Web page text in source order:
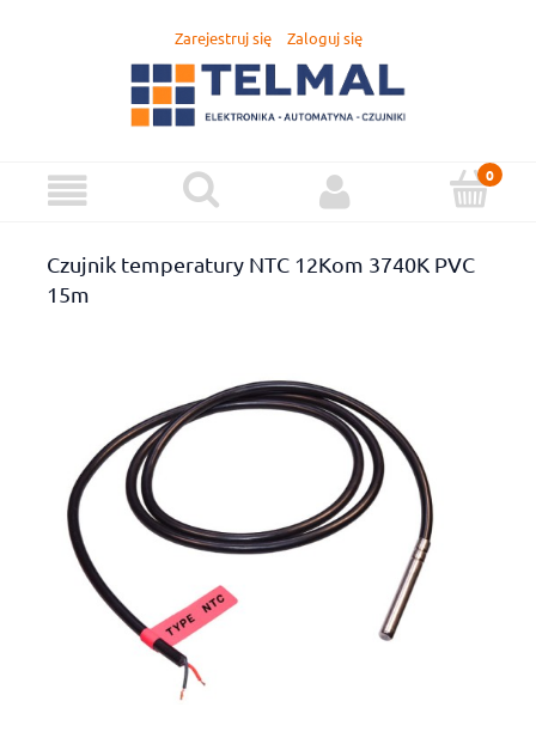
Zarejestruj się Zaloguj się
Czujnik temperatury NTC 12Kom 3740K PVC
15m